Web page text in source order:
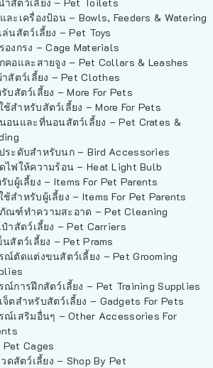
ละเครื่องป้อน – Bowls, Feeders & Watering
ล่นสัตว์เลี้ยง – Pet Toys
องกรง – Cage Materials
คอและสายจูง – Pet Collars & Leashes
าสัตว์เลี้ยง – Pet Clothes
บสัตว์เลี้ยง – More For Pets
ช้สำหรับสัตว์เลี้ยง – More For Pets
อนและที่นอนสัตว์เลี้ยง – Pet Crates &
ระดับสำหรับนก – Bird Accessories
ไฟให้ความร้อน – Heat Light Bulb
บผู้เลี้ยง – Items For Pet Parents
ช้สำหรับผู้เลี้ยง – Items For Pet Parents
ณฑ์ทำความสะอาด – Pet Cleaning
ป๋าสัตว์เลี้ยง – Pet Carriers
นสัตว์เลี้ยง – Pet Prams
ณ์ตัดแต่งขนสัตว์เลี้ยง – Pet Grooming
ณ์การฝึกสัตว์เลี้ยง – Pet Training Supplies
จ็ตสำหรับสัตว์เลี้ยง – Gadgets For Pets
ณ์เสริมอื่นๆ – Other Accessories For
Pet Cages
ดสัตว์เลี้ยง – Shop By Pet